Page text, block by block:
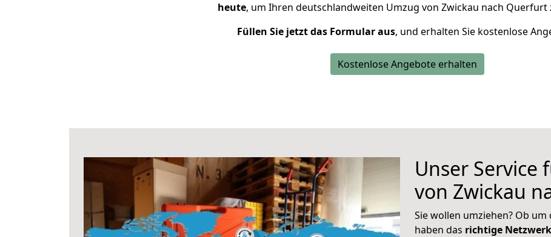
heute, um Ihren deutschlandweiten Umzug von Zwickau nach Querfurt
Füllen Sie jetzt das Formular aus, und erhalten Sie kostenlose
Kostenlose Angebote erhalten
Unser Service
von Zwickau
Sie wollen umziehen? Ob
haben das richtige Netzwerk